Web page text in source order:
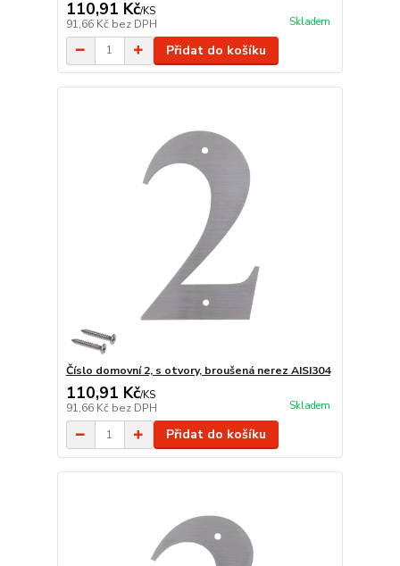
110,91 Kč/KS
91,66 Kč bez DPH Skladem
Přidat do košíku
Číslo domovní 2, s otvory, broušená nerez AISI304
110,91 Kč/KS
91,66 Kč bez DPH Skladem
Přidat do košíku